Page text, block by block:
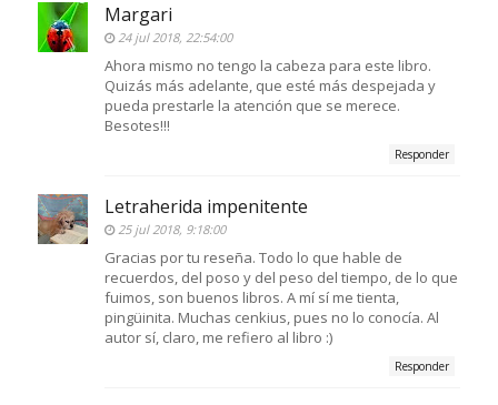
Margari
24 jul 2018, 22:54:00
Ahora mismo no tengo la cabeza para este libro.
Quizás más adelante, que esté más despejada y
pueda prestarle la atención que se merece.
Besotes!!!
Responder
Letraherida impenitente
25 jul 2018, 9:18:00
Gracias por tu reseña. Todo lo que hable de
recuerdos, del poso y del peso del tiempo, de lo que
fuimos, son buenos libros. A mí sí me tienta,
pingüinita. Muchas cenkius, pues no lo conocía. Al
autor sí, claro, me refiero al libro :)
Responder